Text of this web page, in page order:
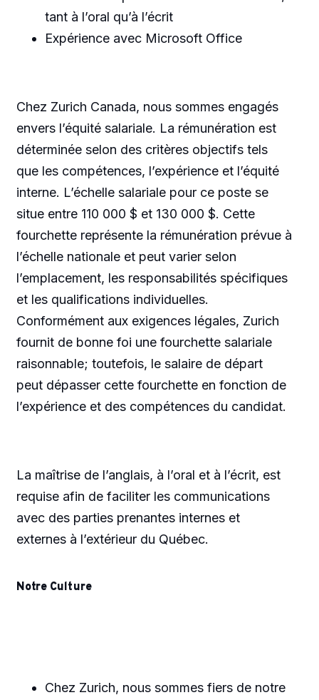
tant à l’oral qu’à l’écrit
Expérience avec Microsoft Office
Chez Zurich Canada, nous sommes engagés
envers l’équité salariale. La rémunération est
déterminée selon des critères objectifs tels
que les compétences, l’expérience et l’équité
interne. L’échelle salariale pour ce poste se
situe entre 110 000 $ et 130 000 $. Cette
fourchette représente la rémunération prévue à
l’échelle nationale et peut varier selon
l’emplacement, les responsabilités spécifiques
et les qualifications individuelles.
Conformément aux exigences légales, Zurich
fournit de bonne foi une fourchette salariale
raisonnable; toutefois, le salaire de départ
peut dépasser cette fourchette en fonction de
l’expérience et des compétences du candidat.
La maîtrise de l’anglais, à l’oral et à l’écrit, est
requise afin de faciliter les communications
avec des parties prenantes internes et
externes à l’extérieur du Québec.
Notre Culture
Chez Zurich, nous sommes fiers de notre